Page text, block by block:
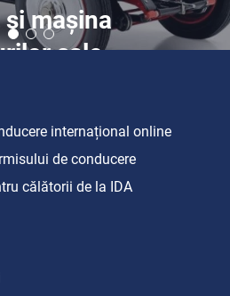
mașina
sale
internațional online
de conducere
călătorii de la IDA